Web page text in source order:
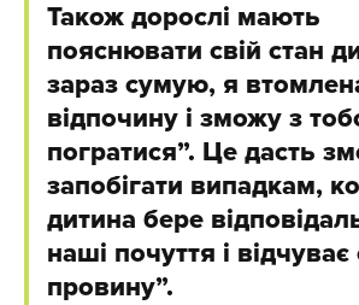
Також дорослі мають
пояснювати свій стан
зараз сумую, я
відпочину і зможу з
погратися”. Це дасть
запобігати випадкам,
дитина бере
наші почуття і
провину”.